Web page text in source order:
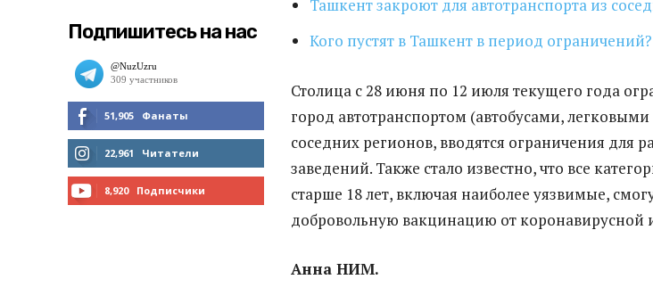
Подпишитесь на нас
51,905 Фанаты
МНЕ НРАВИТСЯ
22,961 Читатели
8,920 Подписчики
Ташкент закроют для автотранспорта из
Кого пустят в Ташкент в период
Столица с 28 июня по 12 июля текущего года
город автотранспортом (автобусами,
соседних регионов, вводятся ограничения для
заведений. Также стало известно, что все
старше 18 лет, включая наиболее уязвимые,
добровольную вакцинацию от коронавирусной
Анна НИМ.